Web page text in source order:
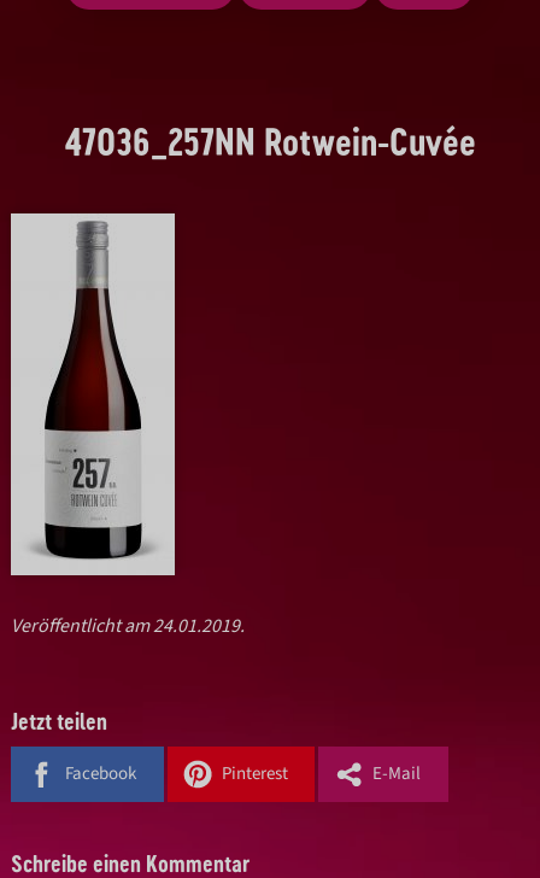
47036_257NN Rotwein-Cuvée
Veröffentlicht am 24.01.2019.
Jetzt teilen
Facebook Pinterest E-Mail
Schreibe einen Kommentar